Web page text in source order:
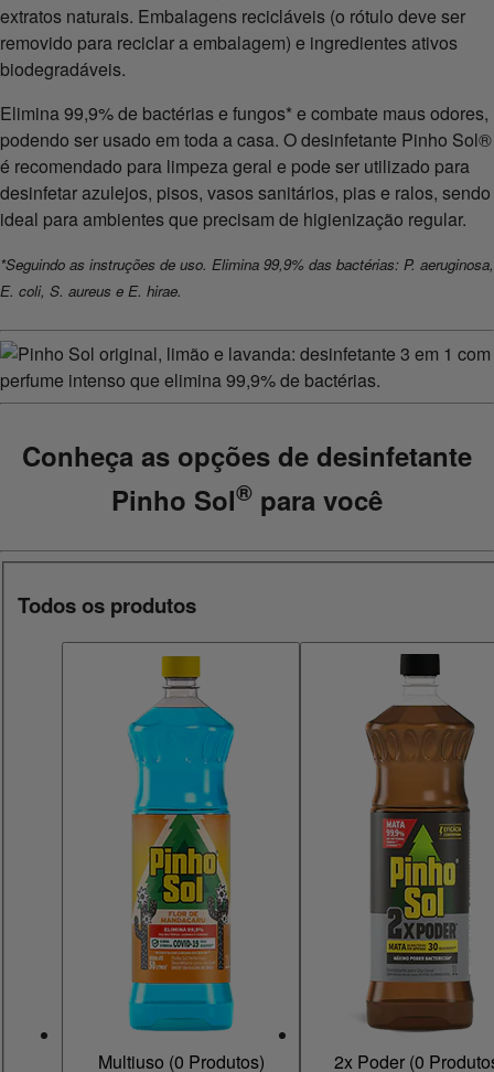
extratos naturais. Embalagens recicláveis (o rótulo deve ser
removido para reciclar a embalagem) e ingredientes ativos
biodegradáveis.
Elimina 99,9% de bactérias e fungos* e combate maus odores,
podendo ser usado em toda a casa. O desinfetante Pinho Sol®
é recomendado para limpeza geral e pode ser utilizado para
desinfetar azulejos, pisos, vasos sanitários, pias e ralos, sendo
ideal para ambientes que precisam de higienização regular.
*Seguindo as instruções de uso. Elimina 99,9% das bactérias: P. aeruginosa,
E. coli, S. aureus e E. hirae.
Conheça as opções de desinfetante
Pinho Sol® para você
Todos os produtos
Multiuso (0 Produtos) 2x Poder (0